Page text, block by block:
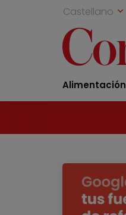
Castellano
Alimentación